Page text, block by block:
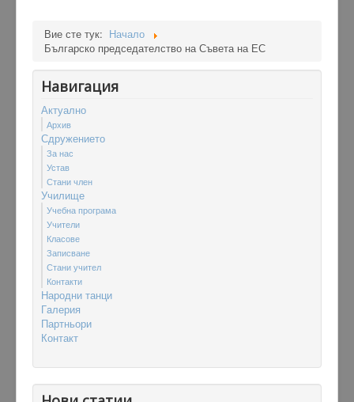
Вие сте тук: Начало
Българско председателство на Съвета на ЕС
Навигация
Актуално
Архив
Сдружението
За нас
Устав
Стани член
Училище
Учебна програма
Учители
Класове
Записване
Стани учител
Контакти
Народни танци
Гaлерия
Партньори
Контакт